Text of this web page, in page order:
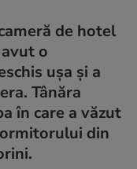
de hotel
o
ușa și a
Tânăra
în care a văzut
din